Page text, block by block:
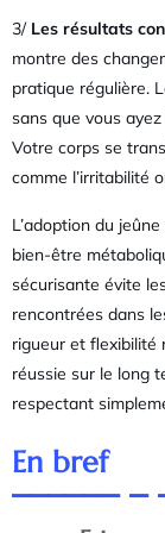
3/ Les résultats
montre des
pratique régulière.
sans que vous
Votre corps se
comme l’irritabilité
L’adoption du
bien-être
sécurisante évite
rencontrées dans
rigueur et flexibilité
réussie sur le long
respectant
En bref